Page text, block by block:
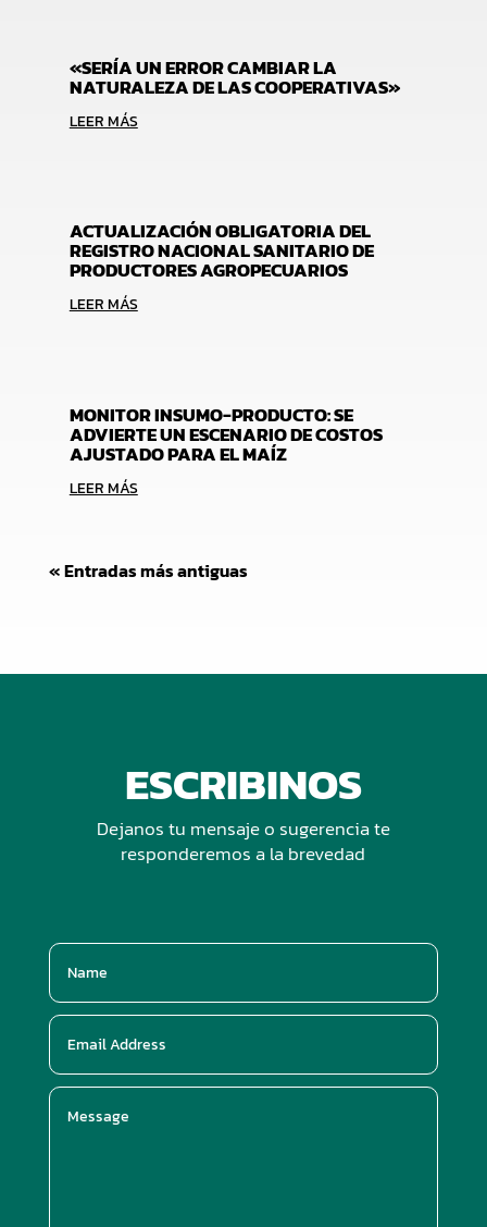
«SERÍA UN ERROR CAMBIAR LA
NATURALEZA DE LAS COOPERATIVAS»
LEER MÁS
ACTUALIZACIÓN OBLIGATORIA DEL
REGISTRO NACIONAL SANITARIO DE
PRODUCTORES AGROPECUARIOS
LEER MÁS
MONITOR INSUMO-PRODUCTO: SE
ADVIERTE UN ESCENARIO DE COSTOS
AJUSTADO PARA EL MAÍZ
LEER MÁS
« Entradas más antiguas
ESCRIBINOS
Dejanos tu mensaje o sugerencia te
responderemos a la brevedad